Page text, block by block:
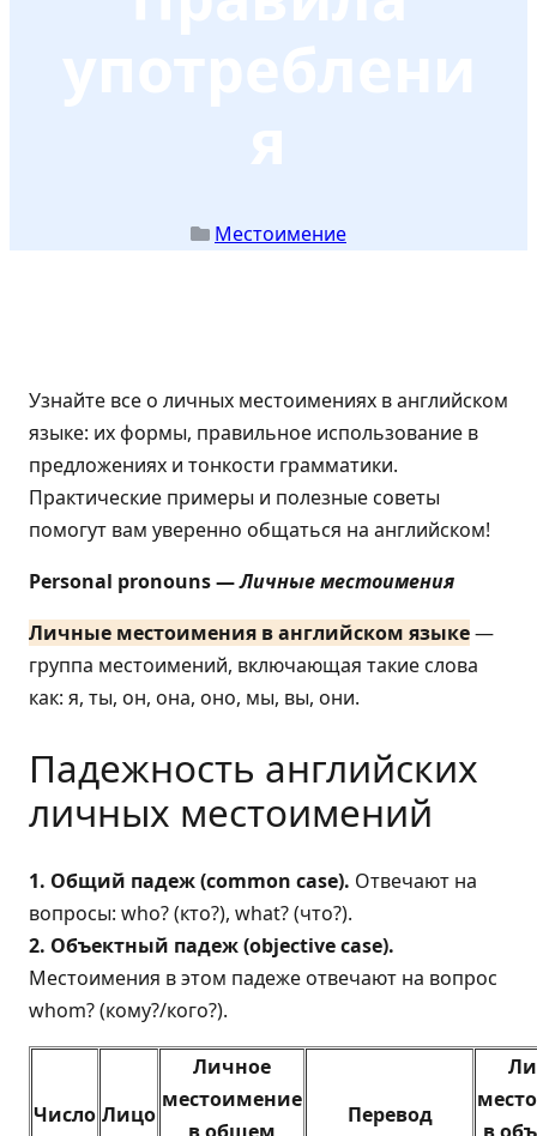
употреблени
я
Местоимение
Узнайте все о личных местоимениях в английском
языке: их формы, правильное использование в
предложениях и тонкости грамматики.
Практические примеры и полезные советы
помогут вам уверенно общаться на английском!
Personal pronouns —Личные местоимения
Личные местоимения в английском языке—
группа местоимений, включающая такие слова
как: я, ты, он, она, оно, мы, вы, они.
Падежность английских
личных местоимений
1. Общий падеж (common case). Отвечают на
вопросы: who? (кто?), what? (что?).
2. Объектный падеж (objective case).
Местоимения в этом падеже отвечают на вопрос
whom? (кому?/кого?).
Число Лицо
Личное
местоимение
Перевод